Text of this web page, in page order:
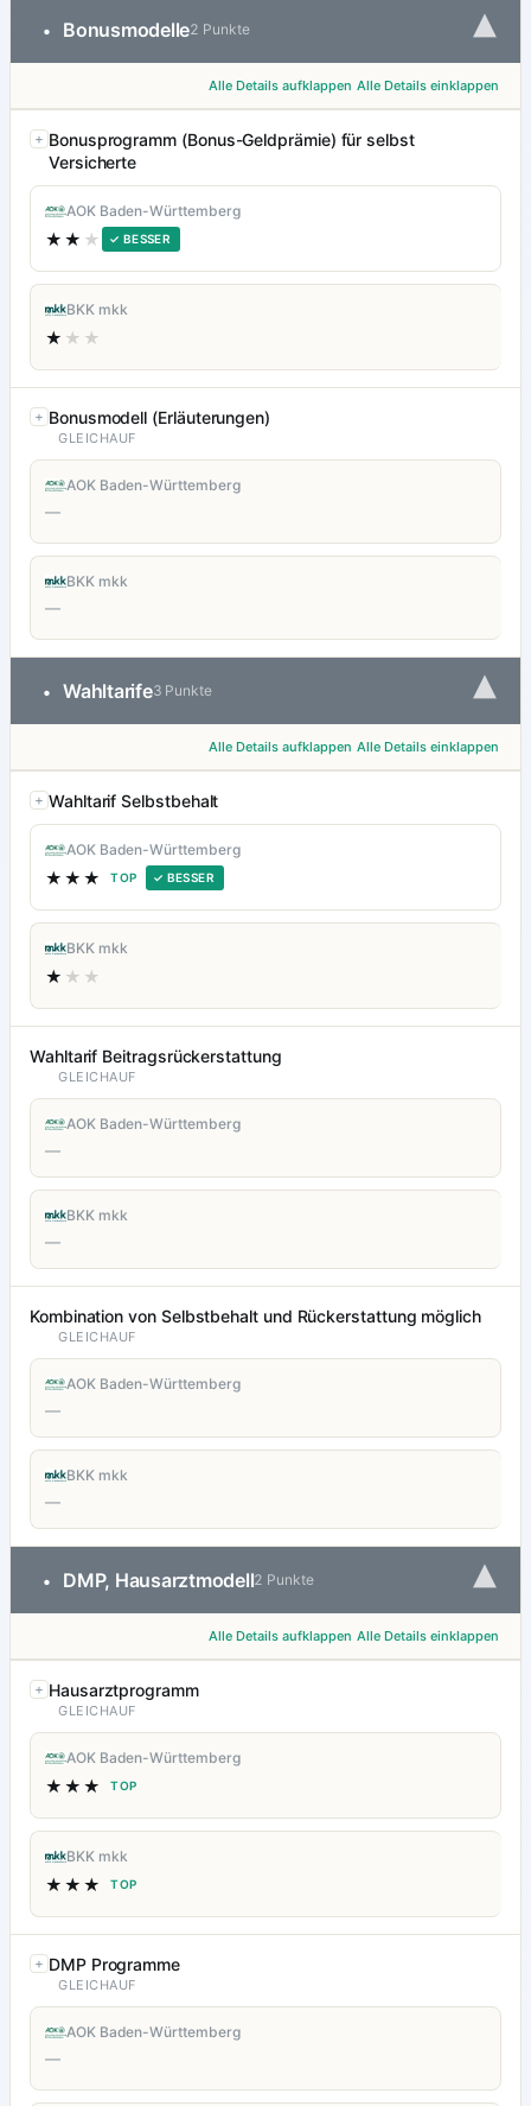
• Bonusmodelle2 Punkte ▾
Alle Details aufklappen Alle Details einklappen
Bonusprogramm (Bonus-Geldprämie) für selbst
Versicherte
AOK Baden-Württemberg
★★ ★ ✓ BESSER
BKK mkk
★ ★★
Bonusmodell (Erläuterungen)
GLEICHAUF
AOK Baden-Württemberg
—
BKK mkk
—
• Wahltarife3 Punkte ▾
Alle Details aufklappen Alle Details einklappen
Wahltarif Selbstbehalt
AOK Baden-Württemberg
★★★ TOP ✓ BESSER
BKK mkk
★ ★★
Wahltarif Beitragsrückerstattung
GLEICHAUF
AOK Baden-Württemberg
—
BKK mkk
—
Kombination von Selbstbehalt und Rückerstattung möglich
GLEICHAUF
AOK Baden-Württemberg
—
BKK mkk
—
• DMP, Hausarztmodell2 Punkte ▾
Alle Details aufklappen Alle Details einklappen
Hausarztprogramm
GLEICHAUF
AOK Baden-Württemberg
★★★ TOP
BKK mkk
★★★ TOP
DMP Programme
GLEICHAUF
AOK Baden-Württemberg
—